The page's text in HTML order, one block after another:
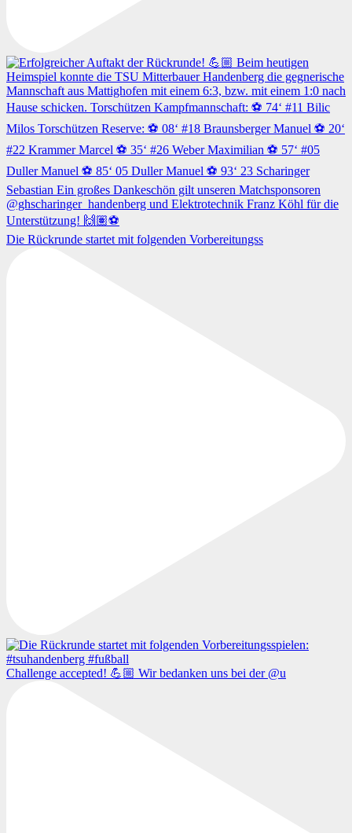
Die Rückrunde startet mit folgenden Vorbereitungss
Challenge accepted! 💪🏼 Wir bedanken uns bei der @u